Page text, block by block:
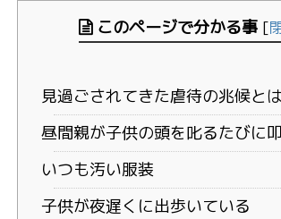
このページで分かる事 [
見過ごされてきた虐待の兆候と
昼間親が子供の頭を叱るたびに
いつも汚い服装
子供が夜遅くに出歩いている